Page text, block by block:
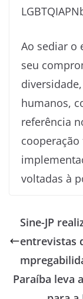
Ao sediar o
seu
humanos,
referência
voltadas à
Sine-JP
entrevistas
Paraíba leva